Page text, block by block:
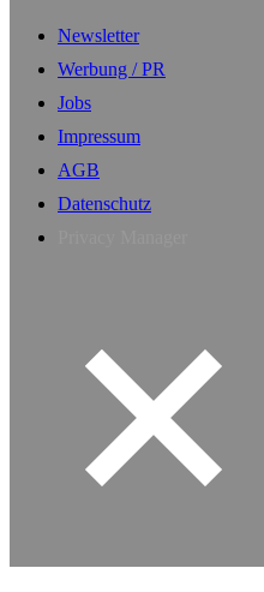
Newsletter
Werbung / PR
Jobs
Impressum
AGB
Datenschutz